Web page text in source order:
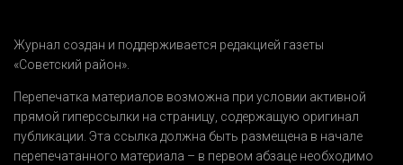
Журнал создан и поддерживается редакцией газеты
«Советский район».
Перепечатка материалов возможна при условии активной
прямой гиперссылки на страницу, содержащую оригинал
публикации. Эта ссылка должна быть размещена в начале
перепечатанного материала – в первом абзаце необходимо